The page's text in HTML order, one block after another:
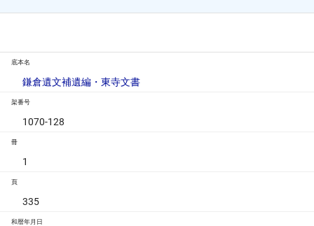
底本名
鎌倉遺文補遺編・東寺文書
架番号
1070-128
冊
1
頁
335
和暦年月日